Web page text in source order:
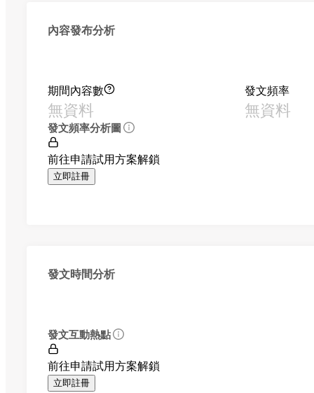
內容發布分析
期間內容數
無資料
發文頻率
無資料
發文頻率分析圖
前往申請試用方案解鎖
立即註冊
發文時間分析
發文互動熱點
前往申請試用方案解鎖
立即註冊